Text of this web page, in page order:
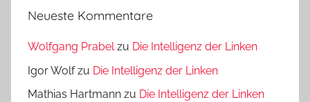
Neueste Kommentare
Wolfgang Prabelzu Die Intelligenz der Linken
Igor Wolfzu Die Intelligenz der Linken
Mathias Hartmann zu Die Intelligenz der Linken